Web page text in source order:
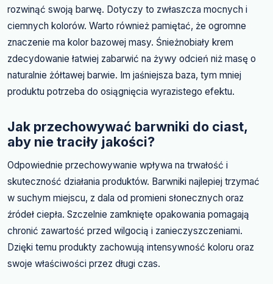
rozwinąć swoją barwę. Dotyczy to zwłaszcza mocnych i
ciemnych kolorów. Warto również pamiętać, że ogromne
znaczenie ma kolor bazowej masy. Śnieżnobiały krem
zdecydowanie łatwiej zabarwić na żywy odcień niż masę o
naturalnie żółtawej barwie. Im jaśniejsza baza, tym mniej
produktu potrzeba do osiągnięcia wyrazistego efektu.
Jak przechowywać barwniki do ciast,
aby nie traciły jakości?
Odpowiednie przechowywanie wpływa na trwałość i
skuteczność działania produktów. Barwniki najlepiej trzymać
w suchym miejscu, z dala od promieni słonecznych oraz
źródeł ciepła. Szczelnie zamknięte opakowania pomagają
chronić zawartość przed wilgocią i zanieczyszczeniami.
Dzięki temu produkty zachowują intensywność koloru oraz
swoje właściwości przez długi czas.